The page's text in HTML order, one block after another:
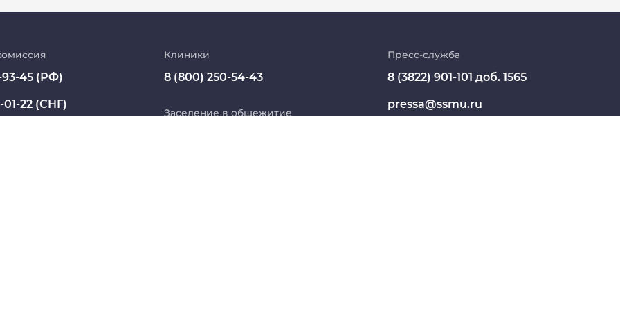
МедКласс
МАСЦ СибГМУ
Научно-медицинская библиотека
Цифровые сервисы
Единая платежная система
Образовательный портал
45 (РФ)
01-22 (СНГ)
Клиники
8 (800) 250-54-43
Заселение в общежитие
Пресс-служба
8 (3822) 901-101 доб. 1565
pressa@ssmu.ru